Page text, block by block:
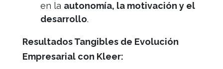
en la autonomía, la motivación y el
desarrollo.
Resultados Tangibles de Evolución
Empresarial con Kleer: